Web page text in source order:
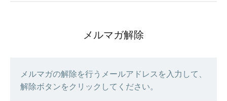
メルマガ解除
メルマガの解除を行うメールアドレスを入力して、
解除ボタンをクリックしてください。